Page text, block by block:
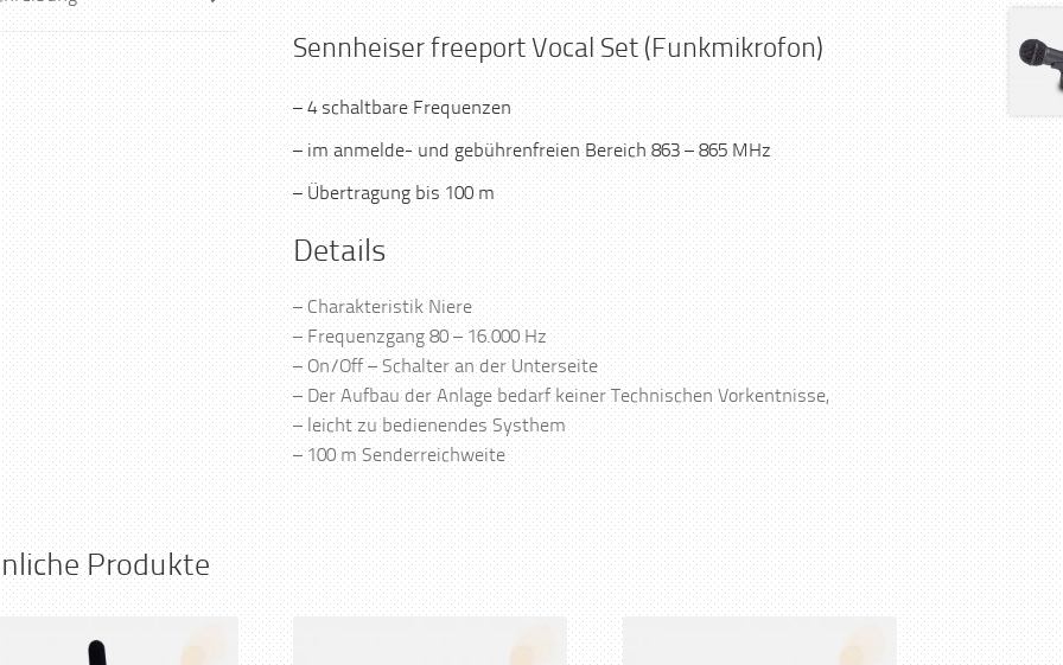
Sennheiser freeport Vocal Set (Funkmikrofon)
– 4 schaltbare Frequenzen
– im anmelde- und gebührenfreien Bereich 863 – 865 MHz
– Übertragung bis 100 m
Details
– Charakteristik Niere
– Frequenzgang 80 – 16.000 Hz
– On/Off – Schalter an der Unterseite
– Der Aufbau der Anlage bedarf keiner Technischen Vorkentnisse,
– leicht zu bedienendes Systhem
– 100 m Senderreichweite
Produkte